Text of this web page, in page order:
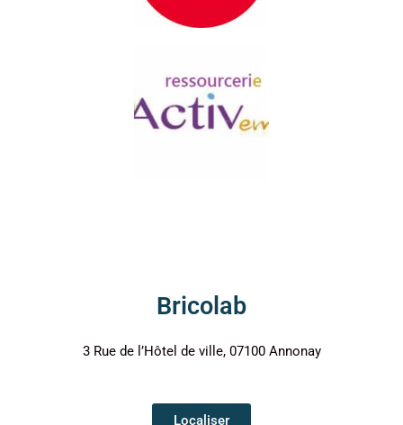
Bricolab
3 Rue de l’Hôtel de ville, 07100 Annonay
Localiser